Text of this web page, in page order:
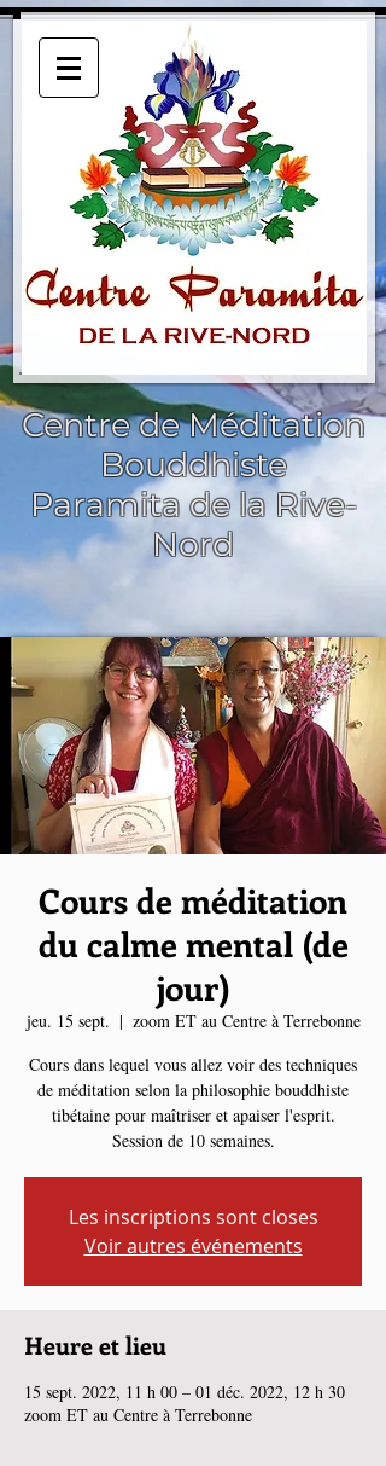
Centre de Méditation
Bouddhiste
Paramita de la Rive-
Nord
Cours de méditation
du calme mental (de
jour)
jeu. 15 sept.
  |
zoom ET au Centre à Terrebonne
Cours dans lequel vous allez voir des techniques
de méditation selon la philosophie bouddhiste
tibétaine pour maîtriser et apaiser l'esprit.
Session de 10 semaines.
Les inscriptions sont closes
Voir autres événements
Heure et lieu
15 sept. 2022, 11 h 00 – 01 déc. 2022, 12 h 30
zoom ET au Centre à Terrebonne